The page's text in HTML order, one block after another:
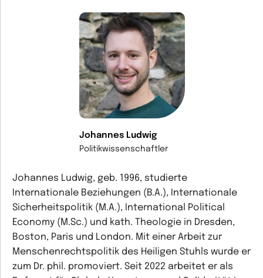
Johannes Ludwig
Politikwissenschaftler
Johannes Ludwig, geb. 1996, studierte
Internationale Beziehungen (B.A.), Internationale
Sicherheitspolitik (M.A.), International Political
Economy (M.Sc.) und kath. Theologie in Dresden,
Boston, Paris und London. Mit einer Arbeit zur
Menschenrechtspolitik des Heiligen Stuhls wurde er
zum Dr. phil. promoviert. Seit 2022 arbeitet er als